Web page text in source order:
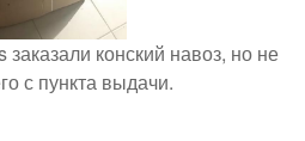
конский навоз, но не
с пункта выдачи.